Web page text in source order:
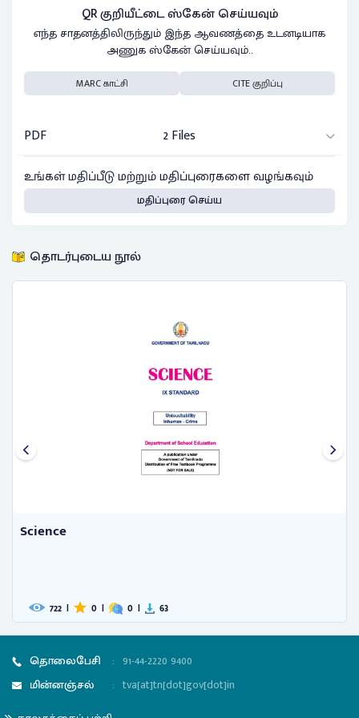
QR குறியீட்டை ஸ்கேன் செய்யவும்
எந்த சாதனத்திலிருந்தும் இந்த ஆவணத்தை உடனடியாக
அணுக ஸ்கேன் செய்யவும்..
MARC காட்சி CITE குறிப்பு
PDF
2 Files
உங்கள் மதிப்பீடு மற்றும் மதிப்புரைகளை வழங்கவும்
மதிப்புரை செய்ய
தொடர்புடைய நூல்
Science
591 0 0
தொலைபேசி : 91-44-2220 9400
மின்னஞ்சல்
: tva[at]tn[dot]gov[dot]in